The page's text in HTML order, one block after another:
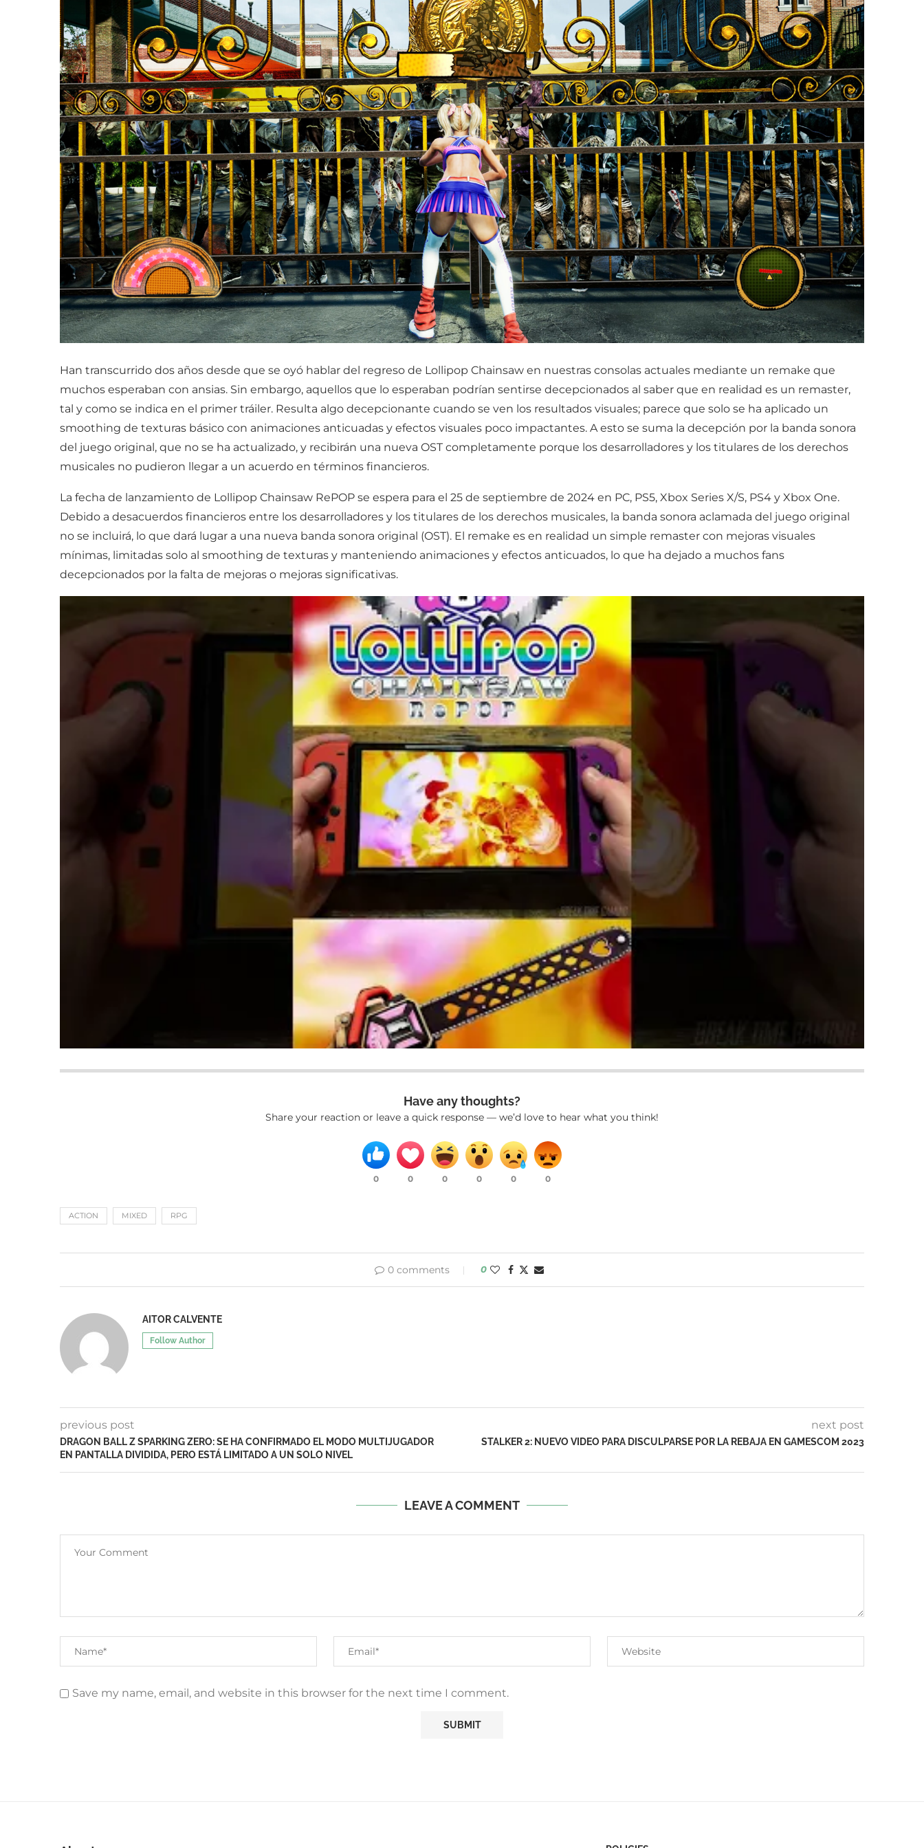
Han transcurrido dos años desde que se oyó hablar del regreso de Lollipop Chainsaw en nuestras consolas actuales mediante un remake que
muchos esperaban con ansias. Sin embargo, aquellos que lo esperaban podrían sentirse decepcionados al saber que en realidad es un remaster,
tal y como se indica en el primer tráiler. Resulta algo decepcionante cuando se ven los resultados visuales; parece que solo se ha aplicado un
smoothing de texturas básico con animaciones anticuadas y efectos visuales poco impactantes. A esto se suma la decepción por la banda sonora
del juego original, que no se ha actualizado, y recibirán una nueva OST completamente porque los desarrolladores y los titulares de los derechos
musicales no pudieron llegar a un acuerdo en términos financieros.
La fecha de lanzamiento de Lollipop Chainsaw RePOP se espera para el 25 de septiembre de 2024 en PC, PS5, Xbox Series X/S, PS4 y Xbox One.
Debido a desacuerdos financieros entre los desarrolladores y los titulares de los derechos musicales, la banda sonora aclamada del juego original
no se incluirá, lo que dará lugar a una nueva banda sonora original (OST). El remake es en realidad un simple remaster con mejoras visuales
mínimas, limitadas solo al smoothing de texturas y manteniendo animaciones y efectos anticuados, lo que ha dejado a muchos fans
decepcionados por la falta de mejoras o mejoras significativas.
Have any thoughts?
Share your reaction or leave a quick response — we’d love to hear what you think!
0 0 0 0 0 0
ACTION MIXED RPG
0 comments 0
AITOR CALVENTE
Follow Author
previous post
DRAGON BALL Z SPARKING ZERO: SE HA CONFIRMADO EL MODO MULTIJUGADOR
EN PANTALLA DIVIDIDA, PERO ESTÁ LIMITADO A UN SOLO NIVEL
next post
STALKER 2: NUEVO VIDEO PARA DISCULPARSE POR LA REBAJA EN GAMESCOM 2023
LEAVE A COMMENT
Save my name, email, and website in this browser for the next time I comment.